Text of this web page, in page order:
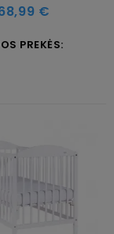
€
PREKĖS: